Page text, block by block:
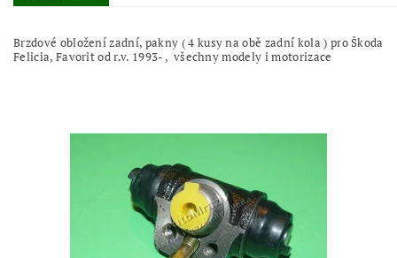
Brzdové obložení zadní, pakny ( 4 kusy na obě zadní kola ) pro Škoda
Felicia, Favorit od r.v. 1993- , všechny modely i motorizace